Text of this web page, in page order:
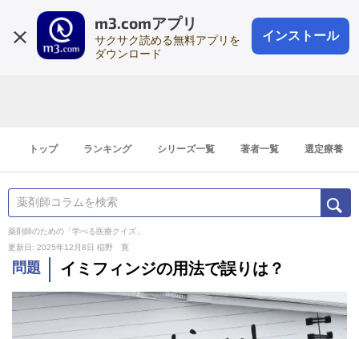
m3.comアプリ
サクサク読める無料アプリを
ダウンロード
インストール
会員登録
登録1分
トップ ランキング シリーズ一覧 著者一覧 選定療養
薬剤師のための「学べる医療クイズ」
更新日: 2025年12月8日 稲野 寛
問題 イミフィンジの用法で誤りは？